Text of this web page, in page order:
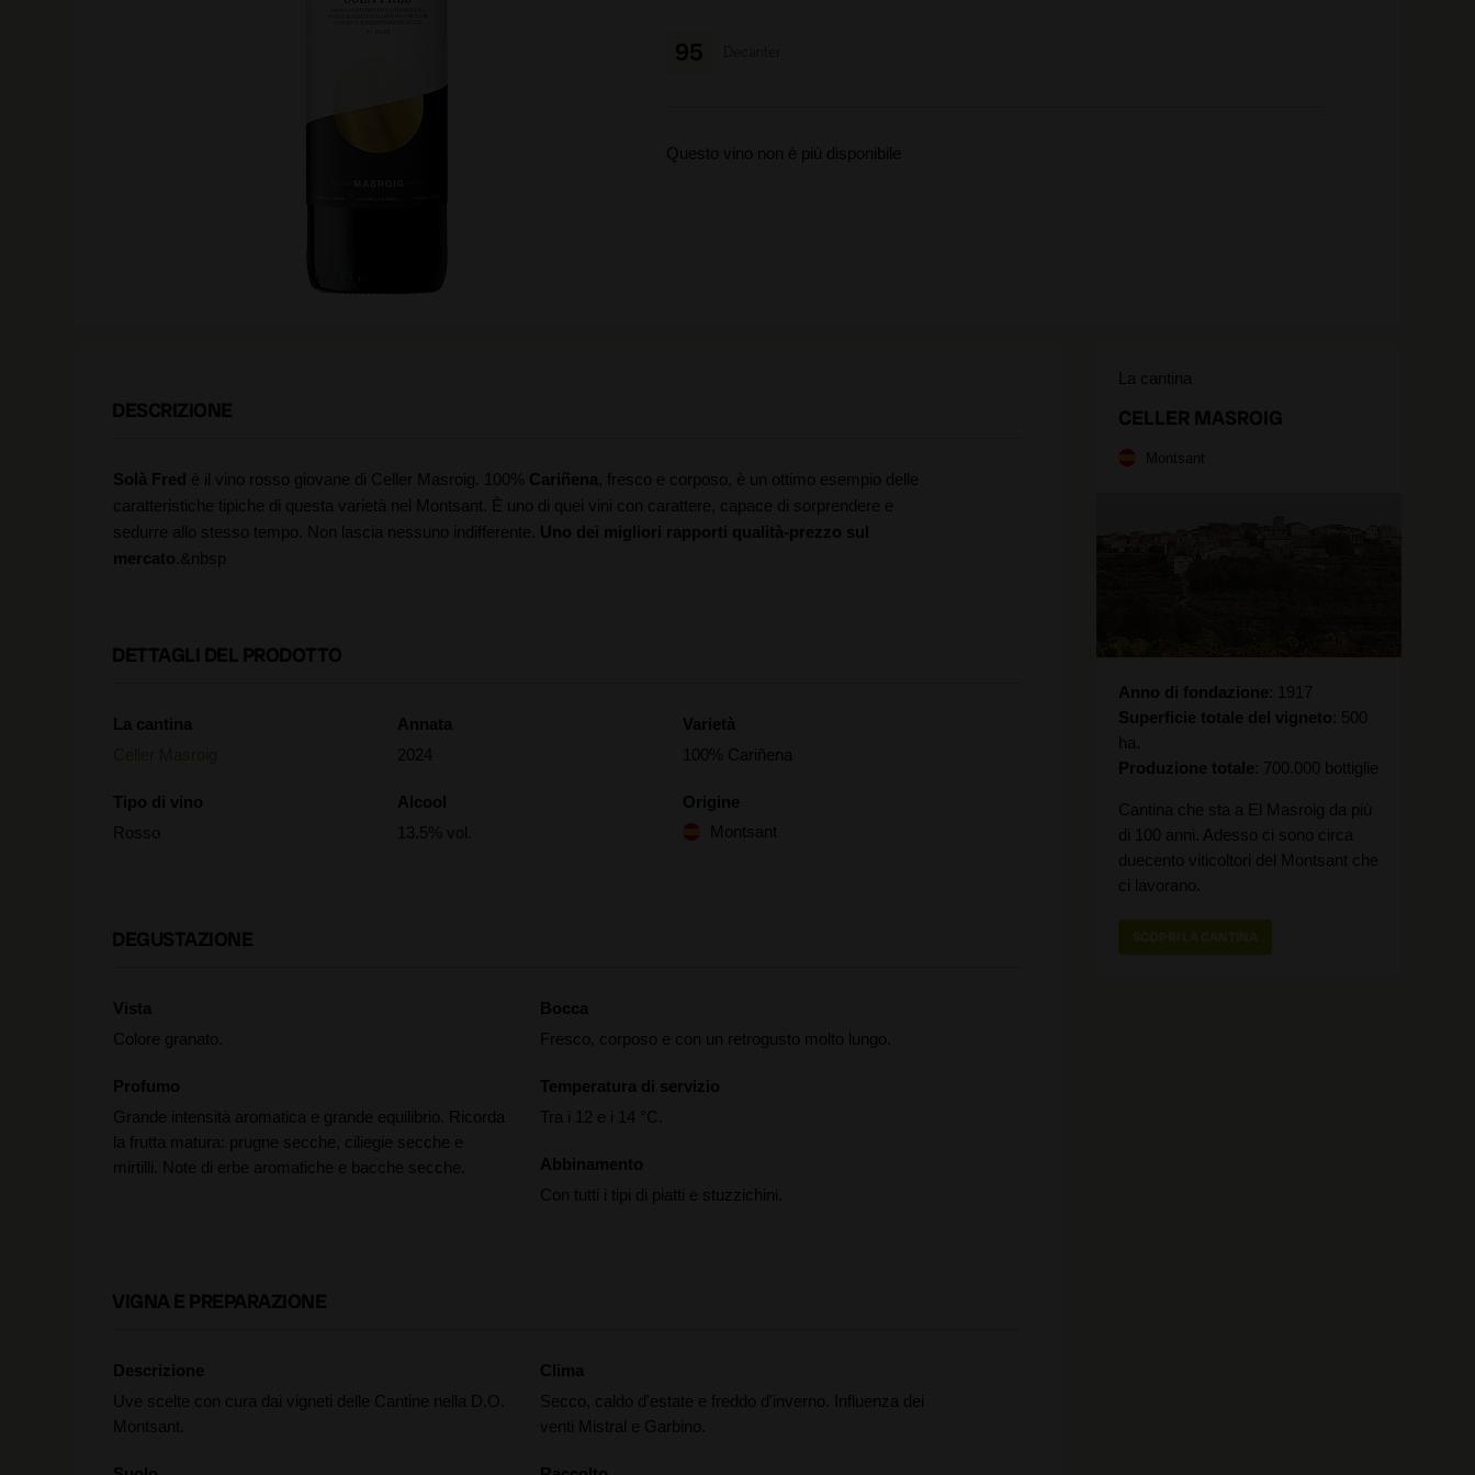
95
Questo vino non è più disponibile
DESCRIZIONE
Solà Fred è il vino rosso giovane di Celler Masroig. 100% Cariñena , fresco e corposo, è un ottimo esempio delle
caratteristiche tipiche di questa varietà nel Montsant. È uno di quei vini con carattere, capace di sorprendere e
sedurre allo stesso tempo. Non lascia nessuno indifferente. Uno dei migliori rapporti qualità-prezzo sul
mercato .&nbsp
DETTAGLI DEL PRODOTTO
La cantina
Tipo di vino
Rosso
Annata
2024
Alcool
13.5% vol.
Varietà
100% Cariñena
Origine
Montsant
DEGUSTAZIONE
Vista
Colore granato.
Profumo
Grande intensità aromatica e grande equilibrio. Ricorda
la frutta matura: prugne secche, ciliegie secche e
mirtilli. Note di erbe aromatiche e bacche secche.
Bocca
Fresco, corposo e con un retrogusto molto lungo.
Temperatura di servizio
Tra i 12 e i 14 °C.
Abbinamento
Con tutti i tipi di piatti e stuzzichini.
VIGNA E PREPARAZIONE
Descrizione
Uve scelte con cura dai vigneti delle Cantine nella D.O.
Montsant.
Clima
Secco, caldo d'estate e freddo d'inverno. Influenza dei
venti Mistral e Garbino.
La cantina
CELLER MASROIG
Montsant
Anno di fondazione
1917
Superficie totale del vigneto 500
ha.
Produzione totale 700.000 bottiglie
Cantina che sta a El Masroig da più
di 100 anni. Adesso ci sono circa
duecento viticoltori del Montsant che
ci lavorano.
SCOPRI LA CANTINA